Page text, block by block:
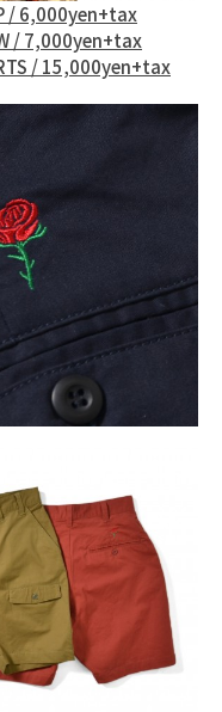
/ 6,000yen+tax
/ 7,000yen+tax
/ 15,000yen+tax